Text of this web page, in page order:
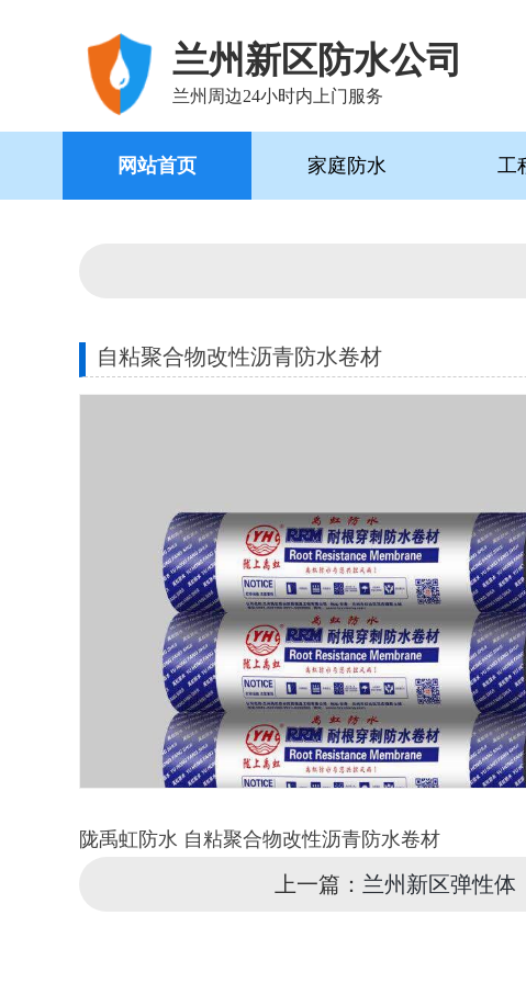
兰州新区防水公司
兰州周边24小时内上门服务
网站首页 家庭防水 工
自粘聚合物改性沥青防水卷材
陇禹虹防水 自粘聚合物改性沥青防水卷材
上一篇： 兰州新区弹性体